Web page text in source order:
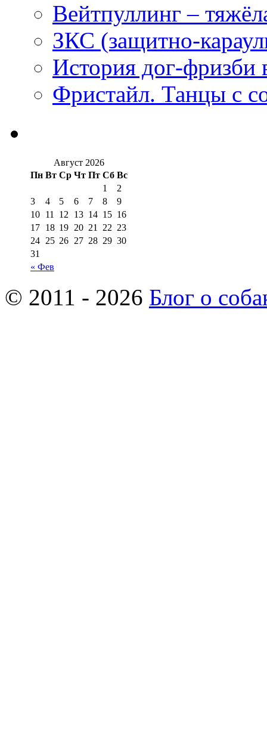
Вейтпуллинг –
ЗКС (защитно-
История дог-фризби
Фристайл. Танцы с
Август 2026
Пн Вт Ср Чт Пт Сб Вс
« Фев
1
2
3
4 5 6 7 8
9
10 11 12 13 14 15 16
17 18 19 20 21 22 23
24 25 26 27 28 29 30
31
© 2011 - 2026 Блог о